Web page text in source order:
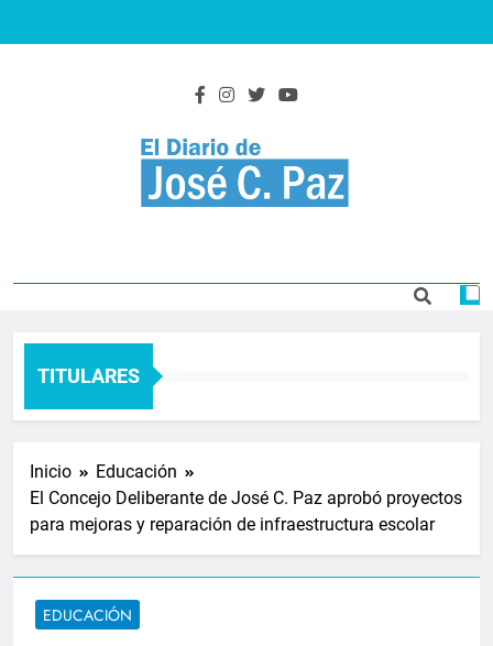
C. Paz
TITULARES
Inicio
Educación
El Concejo Deliberante de José C. Paz aprobó proyectos
para mejoras y reparación de infraestructura escolar
EDUCACIÓN